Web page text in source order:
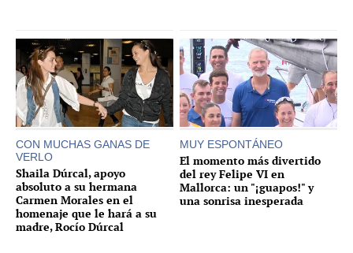
CON MUCHAS GANAS DE
VERLO
Shaila Dúrcal, apoyo
absoluto a su hermana
Carmen Morales en el
homenaje que le hará a su
madre, Rocío Dúrcal
MUY ESPONTÁNEO
El momento más divertido
del rey Felipe VI en
Mallorca: un "¡guapos!" y
una sonrisa inesperada